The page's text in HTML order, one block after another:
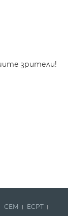
зрители!
СЕМ ECPT